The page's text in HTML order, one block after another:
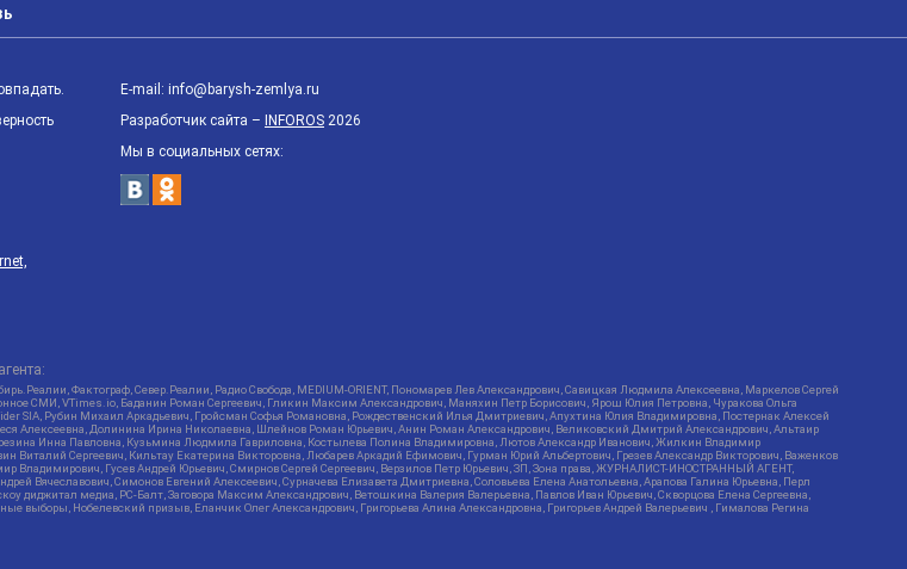
E-mail: info@barysh-zemlya.ru
Разработчик сайта – INFOROS 2026
Мы в социальных сетях:
Фактограф, Север.Реалии, Радио Свобода, MEDIUM-ORIENT, Пономарев Лев Александрович, Савицкая Людмила Алексеевна, Маркелов Сергей
СМИ, VTimes.io, Баданин Роман Сергеевич, Гликин Максим Александрович, Маняхин Петр Борисович, Ярош Юлия Петровна, Чуракова Ольга
SIA, Рубин Михаил Аркадьевич, Гройсман Софья Романовна, Рождественский Илья Дмитриевич, Апухтина Юлия Владимировна, Постернак Алексей
Алексеевна, Долинина Ирина Николаевна, Шлейнов Роман Юрьевич, Анин Роман Александрович, Великовский Дмитрий Александрович, Альтаир
Инна Павловна, Кузьмина Людмила Гавриловна, Костылева Полина Владимировна, Лютов Александр Иванович, Жилкин Владимир
Сергеевич, Кильтау Екатерина Викторовна, Любарев Аркадий Ефимович, Гурман Юрий Альбертович, Грезев Александр Викторович, Важенков
Владимирович, Гусев Андрей Юрьевич, Смирнов Сергей Сергеевич, Верзилов Петр Юрьевич, ЗП, Зона права, ЖУРНАЛИСТ-ИНОСТРАННЫЙ АГЕНТ,
Вячеславович, Симонов Евгений Алексеевич, Сурначева Елизавета Дмитриевна, Соловьева Елена Анатольевна, Арапова Галина Юрьевна, Перл
медиа, РС-Балт, Заговора Максим Александрович, Ветошкина Валерия Валерьевна, Павлов Иван Юрьевич, Скворцова Елена Сергеевна,
Нобелевский призыв, Еланчик Олег Александрович, Григорьева Алина Александровна, Григорьев Андрей Валерьевич , Гималова Регина